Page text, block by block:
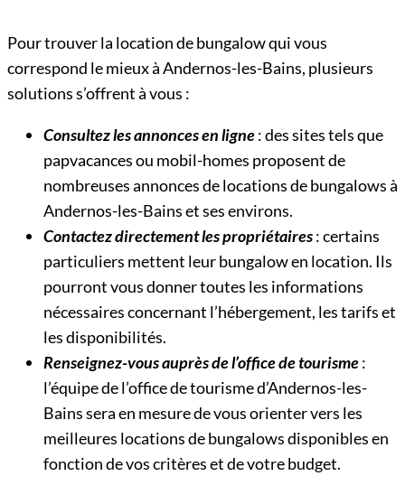
Pour trouver la location de bungalow qui vous
correspond le mieux à Andernos-les-Bains, plusieurs
solutions s’offrent à vous :
Consultez les annonces en ligne: des sites tels que
papvacances ou mobil-homes proposent de
nombreuses annonces de locations de bungalows à
Andernos-les-Bains et ses environs.
Contactez directement les propriétaires: certains
particuliers mettent leur bungalow en location. Ils
pourront vous donner toutes les informations
nécessaires concernant l’hébergement, les tarifs et
les disponibilités.
Renseignez-vous auprès de l’office de tourisme:
l’équipe de l’office de tourisme d’Andernos-les-
Bains sera en mesure de vous orienter vers les
meilleures locations de bungalows disponibles en
fonction de vos critères et de votre budget.